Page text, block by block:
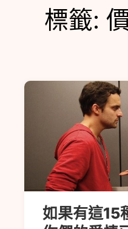
分享你的樂事，樂PO吧~
標籤:
如果有這15